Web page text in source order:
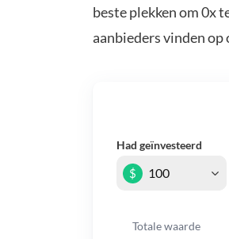
beste plekken om 0x
aanbieders vinden op
Had geïnvesteerd
$
Totale waarde